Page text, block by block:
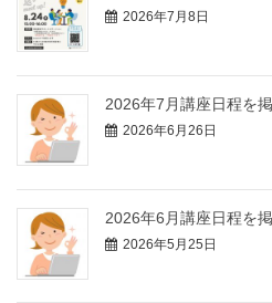
2026年7月8日
2026年7月講座日程を
2026年6月26日
2026年6月講座日程を
2026年5月25日